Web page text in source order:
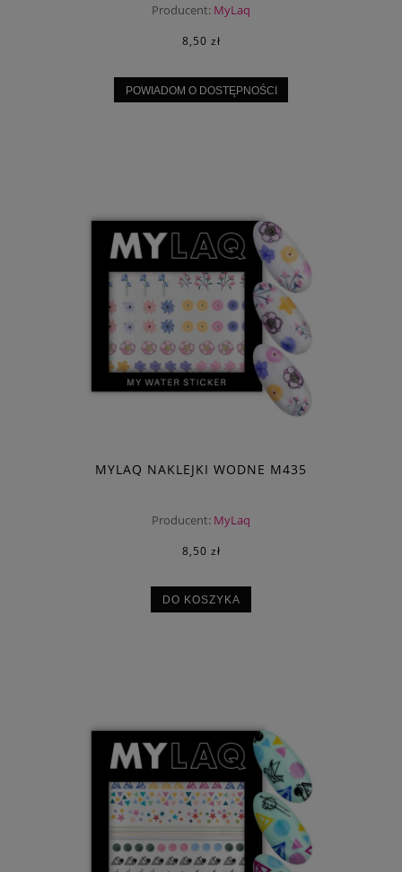
Producent: MyLaq
8,50 zł
POWIADOM O DOSTĘPNOŚCI
MYLAQ NAKLEJKI WODNE M435
Producent: MyLaq
8,50 zł
DO KOSZYKA